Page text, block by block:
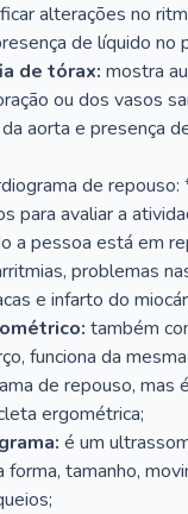
alterações no
de líquido no
de tórax: mostra
ou dos vasos
aorta e presença
de repouso:
para avaliar a
a pessoa está em
problemas
e infarto do
também
funciona da
de repouso, mas
ergométrica;
é um
forma, tamanho,